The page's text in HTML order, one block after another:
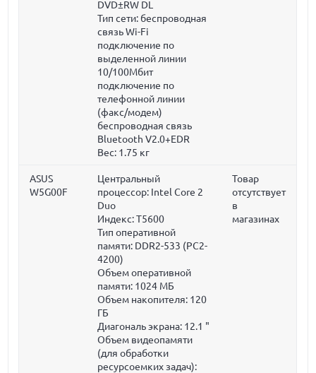
DVD±RW DL
Тип сети: беспроводная
связь Wi-Fi
подключение по
выделенной линии
10/100Мбит
подключение по
телефонной линии
(факс/модем)
беспроводная связь
Bluetooth V2.0+EDR
Вес: 1.75 кг
ASUS
W5G00F
Центральный
процессор: Intel Core 2
Duo
Индекс: T5600
Тип оперативной
памяти: DDR2-533 (PC2-
4200)
Объем оперативной
памяти: 1024 МБ
Объем накопителя: 120
ГБ
Диагональ экрана: 12.1 "
Объем видеопамяти
(для обработки
ресурсоемких задач):
Товар
отсутствует
в
магазинах